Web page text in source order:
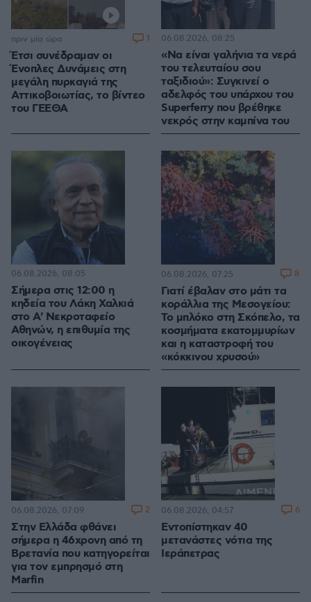
Έτσι συνέδραμαν οι
Ένοπλες Δυνάμεις στη
μεγάλη πυρκαγιά της
Αττικοβοιωτίας, το βίντεο
του ΓΕΕΘΑ
πριν μία ώρα 1
«Να είναι γαλήνια τα νερά
του τελευταίου σου
ταξιδιού»: Συγκινεί ο
αδελφός του υπάρχου του
Superferry που βρέθηκε
νεκρός στην καμπίνα του
06.08.2026, 08:25
Σήμερα στις 12:00 η
κηδεία του Λάκη Χαλκιά
στο Α' Νεκροταφείο
Αθηνών, η επιθυμία της
οικογένειας
06.08.2026, 08:05
Γιατί έβαλαν στο μάτι τα
κοράλλια της Μεσογείου:
Το μπλόκο στη Σκόπελο, τα
κοσμήματα εκατομμυρίων
και η καταστροφή του
«κόκκινου χρυσού»
06.08.2026, 07:25 8
Στην Ελλάδα φθάνει
σήμερα η 46χρονη από τη
Βρετανία που κατηγορείται
για τον εμπρησμό στη
Marfin
06.08.2026, 07:09 2
Εντοπίστηκαν 40
μετανάστες νότια της
Ιεράπετρας
06.08.2026, 04:57 6